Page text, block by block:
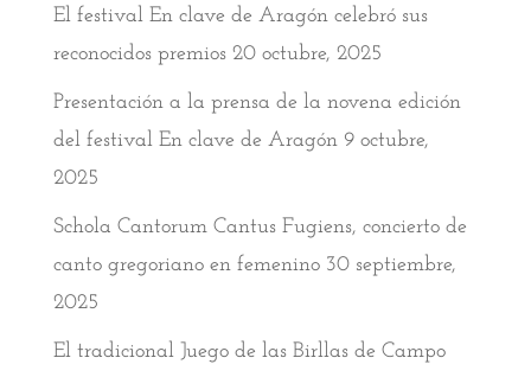
El festival En clave de Aragón celebró sus
reconocidos premios 20 octubre, 2025
Presentación a la prensa de la novena edición
del festival En clave de Aragón 9 octubre,
2025
Schola Cantorum Cantus Fugiens, concierto de
canto gregoriano en femenino 30 septiembre,
2025
El tradicional Juego de las Birllas de Campo